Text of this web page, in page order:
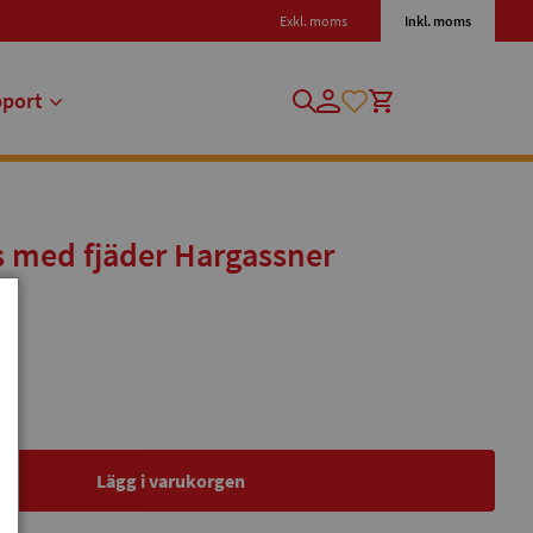
Exkl. moms Inkl. moms
fjäder Hargassner
Lägg i varukorgen